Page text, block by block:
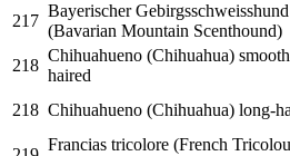
217
Bayerischer Gebirgsschweisshund
(Bavarian Mountain Scenthound)
218
Chihuahueno (Chihuahua)
haired
218 Chihuahueno (Chihuahua) long-
Francias tricolore (French